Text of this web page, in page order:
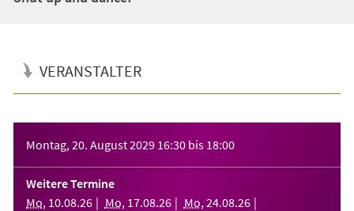
VERANSTALTER
Montag, 20. August 2029 16:30 bis 18:00
Weitere Termine
Mo, 10.08.26 Mo, 17.08.26 Mo, 24.08.26